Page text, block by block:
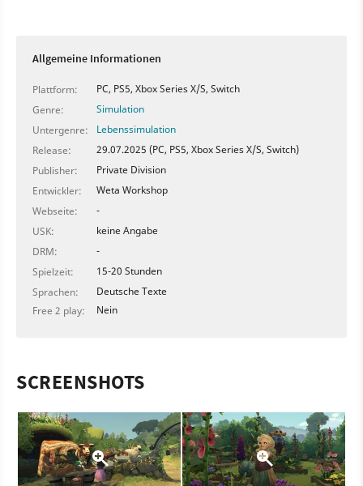
Allgemeine Informationen
Plattform:
PC, PS5, Xbox Series X/S, Switch
Genre:
Simulation
Untergenre:
Lebenssimulation
Release:
29.07.2025 (PC, PS5, Xbox Series X/S, Switch)
Publisher:
Private Division
Entwickler:
Weta Workshop
Webseite:
-
USK:
keine Angabe
DRM:
-
Spielzeit:
15-20 Stunden
Sprachen:
Deutsche Texte
Free 2 play:
Nein
SCREENSHOTS